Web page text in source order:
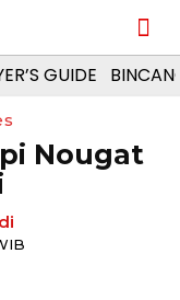
GUIDE
Nougat